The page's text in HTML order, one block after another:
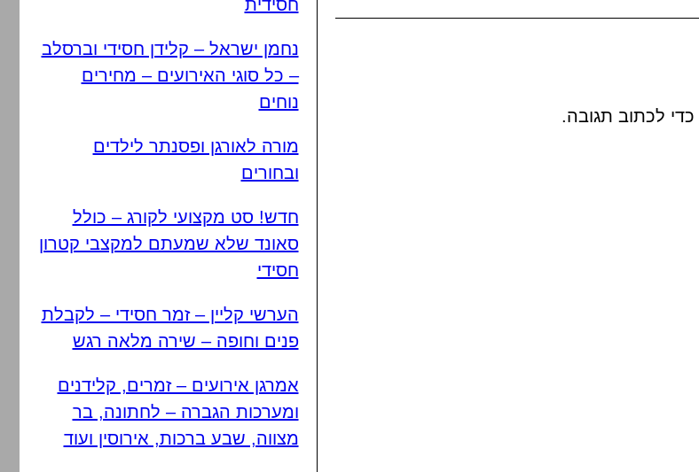
כדי לכתוב תגובה.
חסידית
נחמן ישראל – קלידן חסידי וברסלב
– כל סוגי האירועים – מחירים
נוחים
מורה לאורגן ופסנתר לילדים
ובחורים
חדש! סט מקצועי לקורג – כולל
סאונד שלא שמעתם למקצבי קטרון
חסידי
הערשי קליין – זמר חסידי – לקבלת
פנים וחופה – שירה מלאה רגש
אמרגן אירועים – זמרים, קלידנים
ומערכות הגברה – לחתונה, בר
מצווה, שבע ברכות, אירוסין ועוד